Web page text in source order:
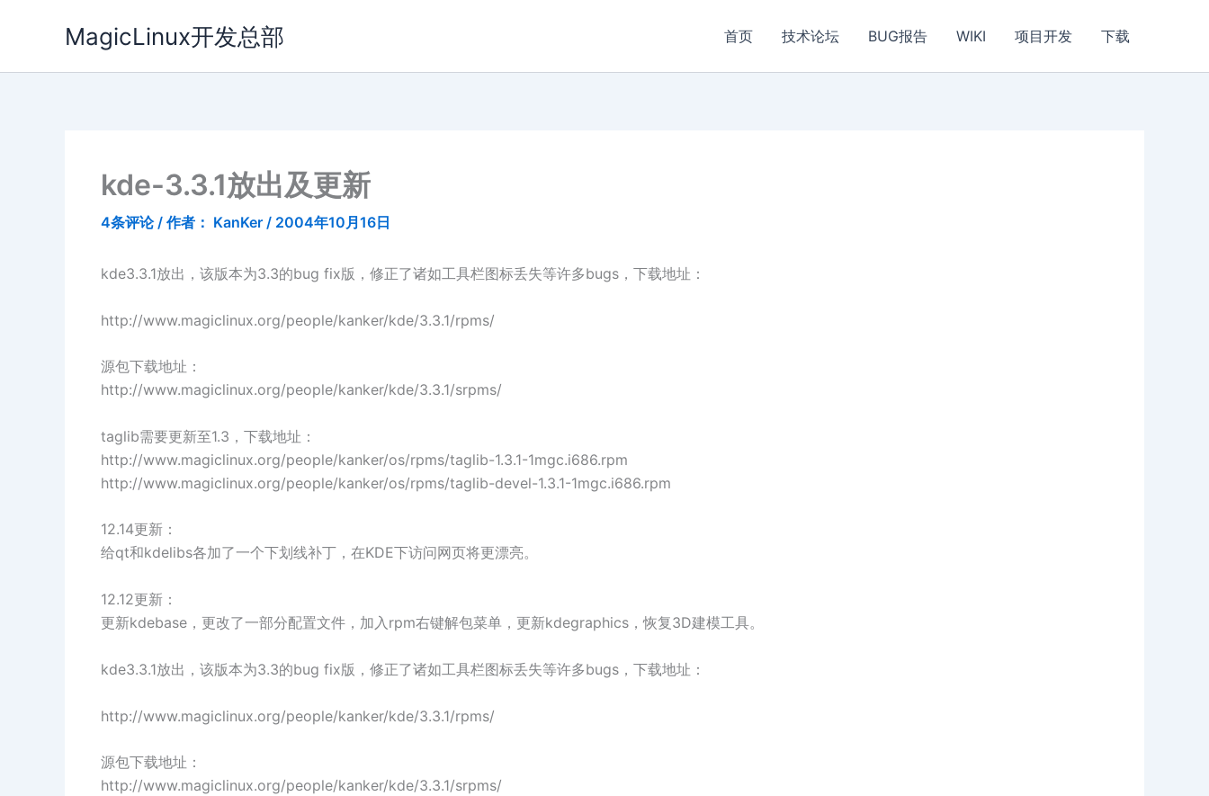
MagicLinux开发总部 首页 技术论坛 BUG报告 WIKI 项目开发 下载
kde-3.3.1放出及更新
4条评论 / 作者： KanKer / 2004年10月16日
kde3.3.1放出，该版本为3.3的bug fix版，修正了诸如工具栏图标丢失等许多bugs，下载地址：
http://www.magiclinux.org/people/kanker/kde/3.3.1/rpms/
源包下载地址：
http://www.magiclinux.org/people/kanker/kde/3.3.1/srpms/
taglib需要更新至1.3，下载地址：
http://www.magiclinux.org/people/kanker/os/rpms/taglib-1.3.1-1mgc.i686.rpm
http://www.magiclinux.org/people/kanker/os/rpms/taglib-devel-1.3.1-1mgc.i686.rpm
12.14更新：
给qt和kdelibs各加了一个下划线补丁，在KDE下访问网页将更漂亮。
12.12更新：
更新kdebase，更改了一部分配置文件，加入rpm右键解包菜单，更新kdegraphics，恢复3D建模工具。
kde3.3.1放出，该版本为3.3的bug fix版，修正了诸如工具栏图标丢失等许多bugs，下载地址：
http://www.magiclinux.org/people/kanker/kde/3.3.1/rpms/
源包下载地址：
http://www.magiclinux.org/people/kanker/kde/3.3.1/srpms/